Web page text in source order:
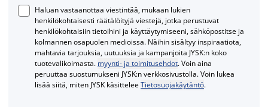
Haluan vastaanottaa viestintää, mukaan lukien
henkilökohtaisesti räätälöityjä viestejä, jotka perustuvat
henkilökohtaisiin tietoihini ja käyttäytymiseeni, sähköpostitse ja
kolmannen osapuolen medioissa. Näihin sisältyy inspiraatiota,
mahtavia tarjouksia, uutuuksia ja kampanjoita JYSK:n koko
tuotevalikoimasta. myynti- ja toimitusehdot. Voin aina
peruuttaa suostumukseni JYSK:n verkkosivustolla. Voin lukea
lisää siitä, miten JYSK käsitteleeTietosuojakäytäntö.